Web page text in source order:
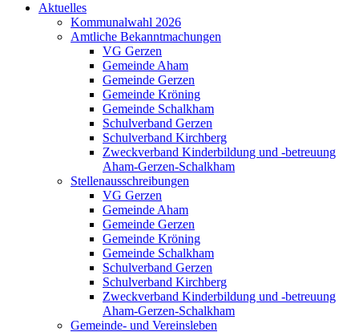
Aktuelles
Kommunalwahl 2026
Amtliche Bekanntmachungen
VG Gerzen
Gemeinde Aham
Gemeinde Gerzen
Gemeinde Kröning
Gemeinde Schalkham
Schulverband Gerzen
Schulverband Kirchberg
Zweckverband Kinderbildung und -betreuung
Aham-Gerzen-Schalkham
Stellenausschreibungen
VG Gerzen
Gemeinde Aham
Gemeinde Gerzen
Gemeinde Kröning
Gemeinde Schalkham
Schulverband Gerzen
Schulverband Kirchberg
Zweckverband Kinderbildung und -betreuung
Aham-Gerzen-Schalkham
Gemeinde- und Vereinsleben